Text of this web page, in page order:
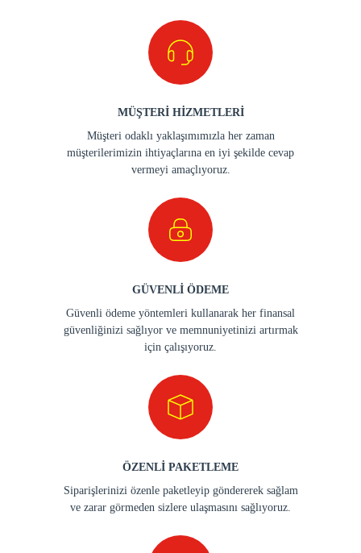
MÜŞTERİ HİZMETLERİ
Müşteri odaklı yaklaşımımızla her zaman
müşterilerimizin ihtiyaçlarına en iyi şekilde cevap
vermeyi amaçlıyoruz.
GÜVENLİ ÖDEME
Güvenli ödeme yöntemleri kullanarak her finansal
güvenliğinizi sağlıyor ve memnuniyetinizi artırmak
için çalışıyoruz.
ÖZENLİ PAKETLEME
Siparişlerinizi özenle paketleyip göndererek sağlam
ve zarar görmeden sizlere ulaşmasını sağlıyoruz.